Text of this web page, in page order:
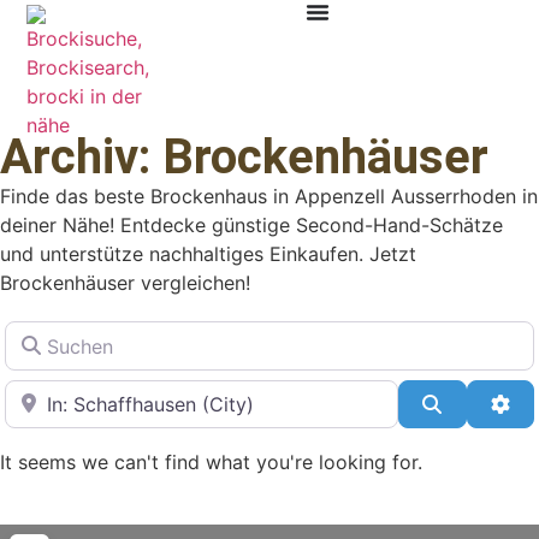
Archiv: Brockenhäuser
Finde das beste Brockenhaus in Appenzell Ausserrhoden in
deiner Nähe! Entdecke günstige Second-Hand-Schätze
und unterstütze nachhaltiges Einkaufen. Jetzt
Brockenhäuser vergleichen!
Suchen
in der Nähe
Suchen
It seems we can't find what you're looking for.